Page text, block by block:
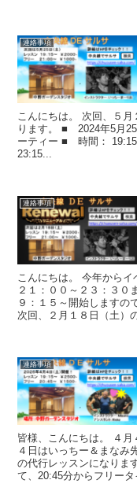
連絡事項
こんにちは。 次回、５
ります。 ■ 2024年5月
ーティー ■ 時間：
23:15...
連絡事項
こんにちは。 今年から
２１：００～２３：３０
９：１５～開始しますの
次回、２月１８日（土）
連絡事項
皆様、こんにちは。 ４
４日はいっちー＆まなみ
の代行レッスンになりま
て、20:45分からフリー